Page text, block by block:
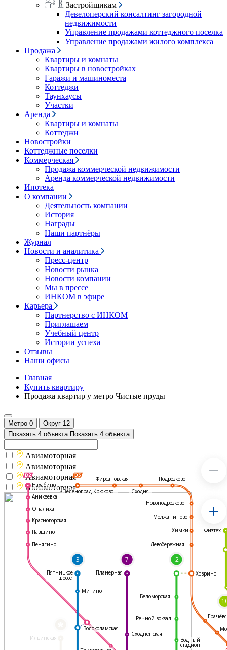
Застройщикам
Девелоперский консалтинг загородной
недвижимости
Управление продажами коттеджного поселка
Управление продажами жилого комплекса
Продажа
Квартиры и комнаты
Квартиры в новостройках
Гаражи и машиноместа
Коттеджи
Таунхаусы
Участки
Аренда
Квартиры и комнаты
Коттеджи
Новостройки
Коттеджные поселки
Коммерческая
Продажа коммерческой недвижимости
Аренда коммерческой недвижимости
Ипотека
О компании
Деятельность компании
История
Награды
Наши партнёры
Журнал
Новости и аналитика
Пресс-центр
Новости рынка
Новости компании
Мы в прессе
ИНКОМ в эфире
Карьера
Партнерство с ИНКОМ
Приглашаем
Учебный центр
Истории успеха
Отзывы
Наши офисы
Главная
Купить квартиру
Продажа квартир у метро Чистые пруды
Метро 0 Округ 12
Показать 4 объекта Показать 4 объекта
Ильинская
3 7 2
Фирсановская
Сходня
Подрезково
Новоподрезково
Молжаниново
Химки
Левобережная
Ховрино
Водный
стадион
Сходненская
Волоколамская
Митино
Нахабино
Аникеевка
Опалиха
Красногорская
Павшино
Пенягино
Пятницкое
шоссе
Планерная
Физтех
Речной вокзал
Беломорская
Зеленоград-Крюково
Авиамоторная
Авиамоторная
Авиамоторная
Авиамоторная